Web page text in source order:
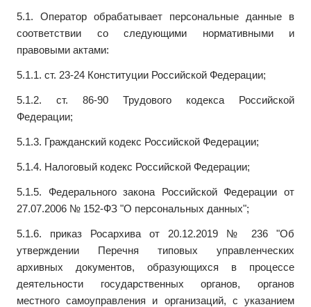
5.1. Оператор обрабатывает персональные данные в
соответствии со следующими нормативными и
правовыми актами:
5.1.1. ст. 23-24 Конституции Российской Федерации;
5.1.2. ст. 86-90 Трудового кодекса Российской
Федерации;
5.1.3. Гражданский кодекс Российской Федерации;
5.1.4. Налоговый кодекс Российской Федерации;
5.1.5. Федерального закона Российской Федерации от
27.07.2006 № 152-ФЗ "О персональных данных";
5.1.6. приказ Росархива от 20.12.2019 № 236 "Об
утверждении Перечня типовых управленческих
архивных документов, образующихся в процессе
деятельности государственных органов, органов
местного самоуправления и организаций, с указанием